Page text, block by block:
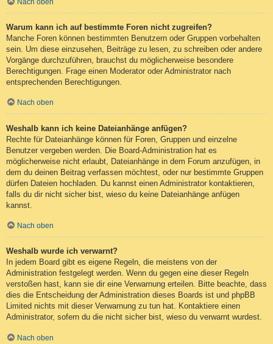
Warum kann ich auf bestimmte Foren nicht zugreifen?
Manche Foren können bestimmten Benutzern oder Gruppen vorbehalten
sein. Um diese einzusehen, Beiträge zu lesen, zu schreiben oder andere
Vorgänge durchzuführen, brauchst du möglicherweise besondere
Berechtigungen. Frage einen Moderator oder Administrator nach
entsprechenden Berechtigungen.
Nach oben
Weshalb kann ich keine Dateianhänge anfügen?
Rechte für Dateianhänge können für Foren, Gruppen und einzelne
Benutzer vergeben werden. Die Board-Administration hat es
möglicherweise nicht erlaubt, Dateianhänge in dem Forum anzufügen, in
dem du deinen Beitrag verfassen möchtest, oder nur bestimmte Gruppen
dürfen Dateien hochladen. Du kannst einen Administrator kontaktieren,
falls du dir nicht sicher bist, wieso du keine Dateianhänge anfügen
kannst.
Nach oben
Weshalb wurde ich verwarnt?
In jedem Board gibt es eigene Regeln, die meistens von der
Administration festgelegt werden. Wenn du gegen eine dieser Regeln
verstoßen hast, kann sie dir eine Verwarnung erteilen. Bitte beachte, dass
dies die Entscheidung der Administration dieses Boards ist und phpBB
Limited nichts mit dieser Verwarnung zu tun hat. Kontaktiere einen
Administrator, sofern du die nicht sicher bist, wieso du verwarnt wurdest.
Nach oben